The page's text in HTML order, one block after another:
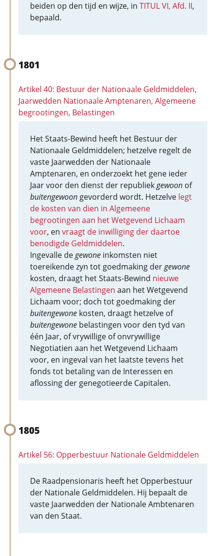
beiden op den tijd en wijze, in TITUL VI, Afd. II,
bepaald.
1801
Artikel 40: Bestuur der Nationaale Geldmiddelen,
Jaarwedden Nationaale Amptenaren, Algemeene
begrootingen, Belastingen
Het Staats-Bewind heeft het Bestuur der
Nationaale Geldmiddelen; hetzelve regelt de
vaste Jaarwedden der Nationaale
Amptenaren, en onderzoekt het gene ieder
Jaar voor den dienst der republiekgewoon of
buitengewoon gevorderd wordt. Hetzelve legt
de kosten van dien in Algemeene
begrootingen aan het Wetgevend Lichaam
voor, en vraagt de inwilliging der daartoe
benodigde Geldmiddelen.
Ingevalle degewone inkomsten niet
toereikende zyn tot goedmaking dergewone
kosten, draagt het Staats-Bewind nieuwe
Algemeene Belastingen aan het Wetgevend
Lichaam voor; doch tot goedmaking der
buitengewone kosten, draagt hetzelve of
buitengewone belastingen voor den tyd van
één Jaar, of vrywillige of onvrywillige
Negotiatien aan het Wetgevend Lichaam
voor, en ingeval van het laatste tevens het
fonds tot betaling van de Interessen en
aflossing der genegotieerde Capitalen.
1805
Artikel 56: Opperbestuur Nationale Geldmiddelen
De Raadpensionaris heeft het Opperbestuur
der Nationale Geldmiddelen. Hij bepaalt de
vaste Jaarwedden der Nationale Ambtenaren
van den Staat.